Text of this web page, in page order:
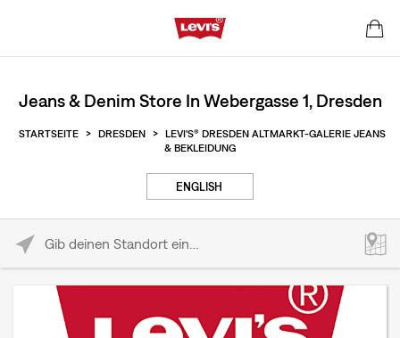
Jeans & Denim Store In Webergasse 1, Dresden
STARTSEITE > DRESDEN > LEVI'S® DRESDEN ALTMARKT-GALERIE JEANS
& BEKLEIDUNG
ENGLISH